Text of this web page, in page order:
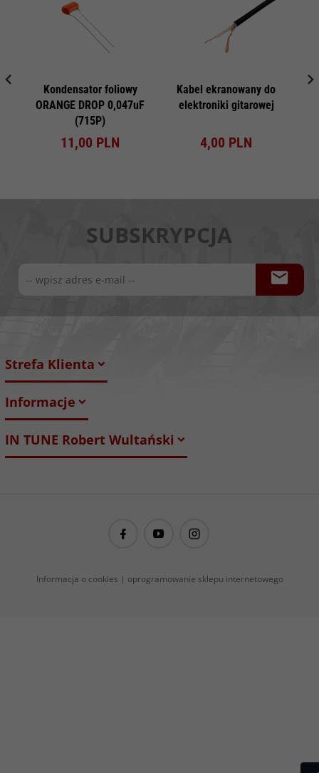
Kondensator foliowy
ORANGE DROP 0,047uF
(715P)
11,00 PLN
Kabel ekranowany do
elektroniki gitarowej
4,00 PLN
SUBSKRYPCJA
Strefa Klienta
Informacje
IN TUNE Robert Wultański
guitarproject@guitarproject.pl
Informacja o cookies | oprogramowanie sklepu internetowego